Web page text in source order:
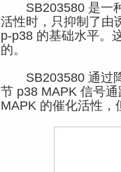
SB203580 是一种
活性时，只抑制了由
p-p38 的基础水平。
的。
SB203580 通过降
节 p38 MAPK 信号
MAPK 的催化活性，